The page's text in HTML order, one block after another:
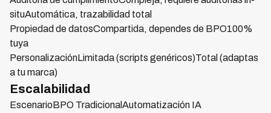
situAutomática, trazabilidad total
Propiedad de datosCompartida, dependes de BPO100%
tuya
PersonalizaciónLimitada (scripts genéricos)Total (adaptas
a tu marca)
Escalabilidad
EscenarioBPO TradicionalAutomatización IA